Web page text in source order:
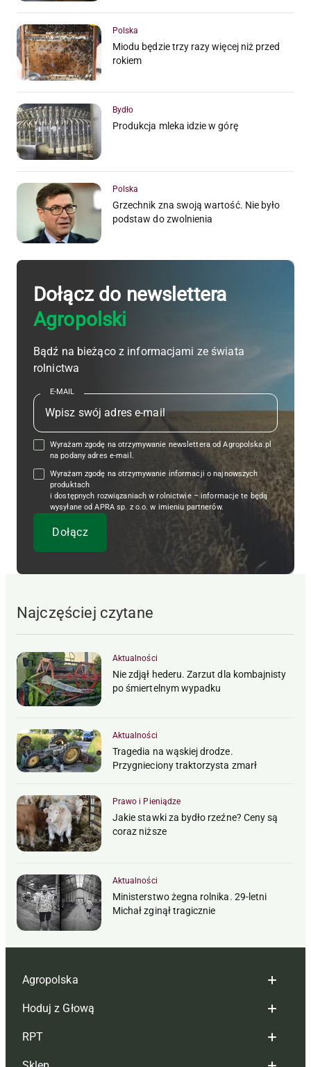
Polska
Miodu będzie trzy razy więcej niż przed
rokiem
Bydło
Produkcja mleka idzie w górę
Polska
Grzechnik zna swoją wartość. Nie było
podstaw do zwolnienia
Dołącz do newslettera
Agropolski
Bądź na bieżąco z informacjami ze świata
rolnictwa
E-MAIL
Wyrażam zgodę na otrzymywanie newslettera od Agropolska.pl
na podany adres e-mail.
Wyrażam zgodę na otrzymywanie informacji o najnowszych
produktach
i dostępnych rozwiązaniach w rolnictwie – informacje te będą
wysyłane od APRA sp. z o.o. w imieniu partnerów.
Najczęściej czytane
Aktualności
Nie zdjął hederu. Zarzut dla kombajnisty
po śmiertelnym wypadku
Aktualności
Tragedia na wąskiej drodze.
Przygnieciony traktorzysta zmarł
Prawo i Pieniądze
Jakie stawki za bydło rzeźne? Ceny są
coraz niższe
Aktualności
Ministerstwo żegna rolnika. 29-letni
Michał zginął tragicznie
Agropolska
Redakcja
Reklama
Hoduj z Głową
Hoduj z głową bydło
RPT